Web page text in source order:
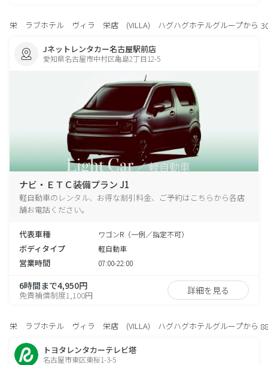
栄 ラブホテル ヴィラ 栄店 (VILLA) ハグハグホテルグループから
Jネットレンタカー名古屋駅前店
愛知県名古屋市中村区亀島2丁目12-5
ナビ・ＥＴＣ装備プラン J1
軽自動車のレンタル、お得な割引料金、ご予約はこちらから各店
舗お電話ください。
代表車種 ワゴンR（一例／指定不可）
ボディタイプ 軽自動車
営業時間 07:00-22:00
6時間まで4,950円
免責補償制度1,100円 詳細を見る
栄 ラブホテル ヴィラ 栄店 (VILLA) ハグハグホテルグループから
トヨタレンタカーテレビ塔
名古屋市東区東桜1-3-5